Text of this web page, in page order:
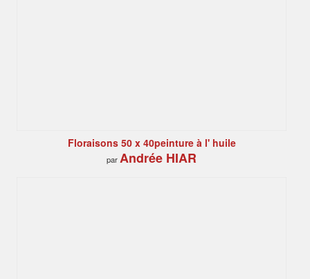
Floraisons 50 x 40peinture à l' huile
parAndrée HIAR